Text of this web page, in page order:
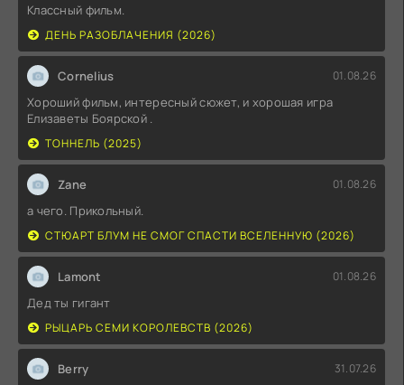
Классный фильм.
ДЕНЬ РАЗОБЛАЧЕНИЯ (2026)
Cornelius 01.08.26
Хороший фильм, интересный сюжет, и хорошая игра
Елизаветы Боярской .
ТОННЕЛЬ (2025)
Zane 01.08.26
а чего. Прикольный.
СТЮАРТ БЛУМ НЕ СМОГ СПАСТИ ВСЕЛЕННУЮ (2026)
Lamont 01.08.26
Дед ты гигант
РЫЦАРЬ СЕМИ КОРОЛЕВСТВ (2026)
Berry 31.07.26